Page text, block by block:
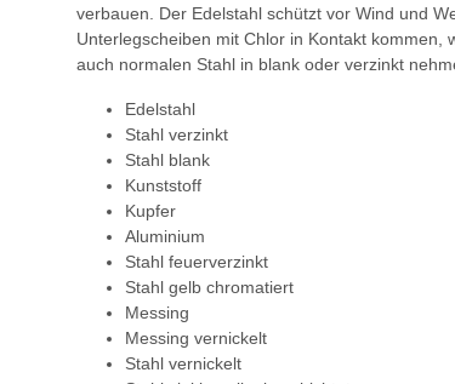
verbauen. Der Edelstahl schützt vor Wind und
Unterlegscheiben mit Chlor in Kontakt kommen,
auch normalen Stahl in blank oder verzinkt
Edelstahl
Stahl verzinkt
Stahl blank
Kunststoff
Kupfer
Aluminium
Stahl feuerverzinkt
Stahl gelb chromatiert
Messing
Messing vernickelt
Stahl vernickelt